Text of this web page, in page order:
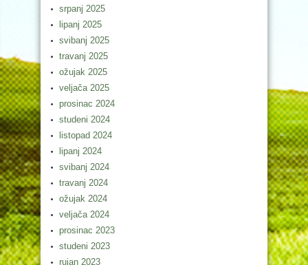
srpanj 2025
lipanj 2025
svibanj 2025
travanj 2025
ožujak 2025
veljača 2025
prosinac 2024
studeni 2024
listopad 2024
lipanj 2024
svibanj 2024
travanj 2024
ožujak 2024
veljača 2024
prosinac 2023
studeni 2023
rujan 2023